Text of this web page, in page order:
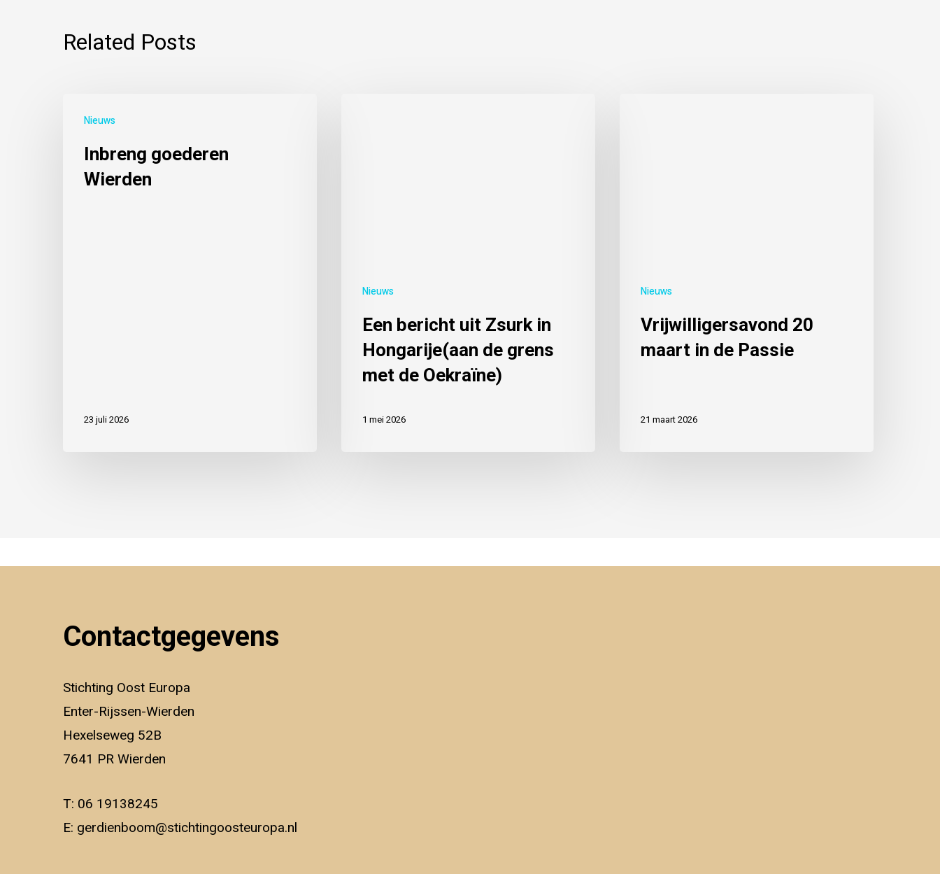
Related Posts
Nieuws
Inbreng goederen
Wierden
23 juli 2026
Nieuws
Een bericht uit Zsurk in
Hongarije(aan de grens
met de Oekraïne)
1 mei 2026
Nieuws
Vrijwilligersavond 20
maart in de Passie
21 maart 2026
Contactgegevens
Stichting Oost Europa
Enter-Rijssen-Wierden
Hexelseweg 52B
7641 PR Wierden
T: 06 19138245
E: gerdienboom@stichtingoosteuropa.nl